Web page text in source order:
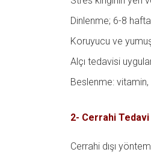
Dinlenme; 6-8
Koruyucu ve
Alçı tedavisi
Beslenme:
2- Cerrahi Tedavi
Cerrahi dışı